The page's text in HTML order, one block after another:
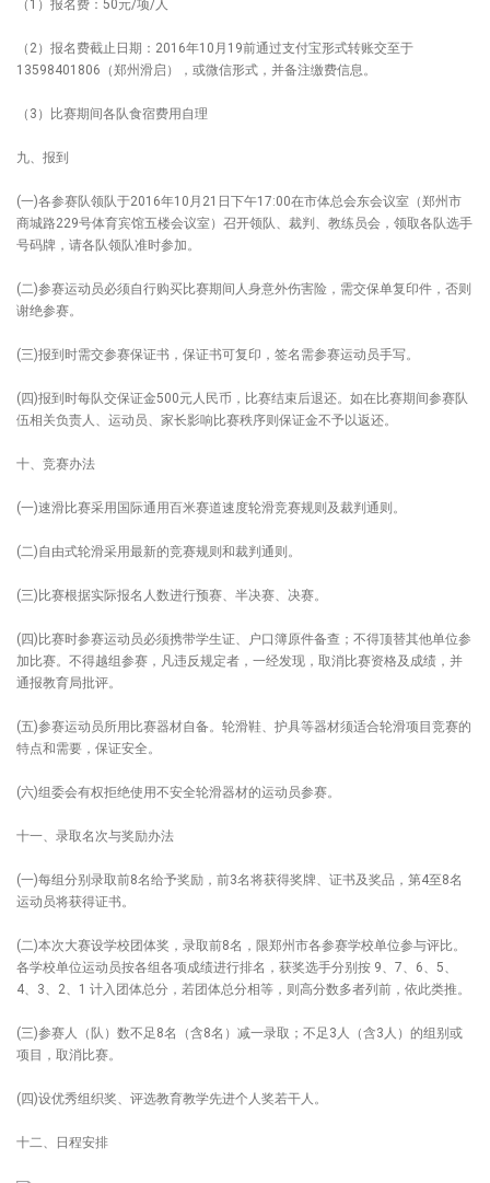
（1）报名费：50元/项/人
（2）报名费截止日期：2016年10月19前通过支付宝形式转账交至于
13598401806（郑州滑启），或微信形式，并备注缴费信息。
（3）比赛期间各队食宿费用自理
九、报到
(一)各参赛队领队于2016年10月21日下午17:00在市体总会东会议室（郑州市
商城路229号体育宾馆五楼会议室）召开领队、裁判、教练员会，领取各队选手
号码牌，请各队领队准时参加。
(二)参赛运动员必须自行购买比赛期间人身意外伤害险，需交保单复印件，否则
谢绝参赛。
(三)报到时需交参赛保证书，保证书可复印，签名需参赛运动员手写。
(四)报到时每队交保证金500元人民币，比赛结束后退还。如在比赛期间参赛队
伍相关负责人、运动员、家长影响比赛秩序则保证金不予以返还。
十、竞赛办法
(一)速滑比赛采用国际通用百米赛道速度轮滑竞赛规则及裁判通则。
(二)自由式轮滑采用最新的竞赛规则和裁判通则。
(三)比赛根据实际报名人数进行预赛、半决赛、决赛。
(四)比赛时参赛运动员必须携带学生证、户口簿原件备查；不得顶替其他单位参
加比赛。不得越组参赛，凡违反规定者，一经发现，取消比赛资格及成绩，并
通报教育局批评。
(五)参赛运动员所用比赛器材自备。轮滑鞋、护具等器材须适合轮滑项目竞赛的
特点和需要，保证安全。
(六)组委会有权拒绝使用不安全轮滑器材的运动员参赛。
十一、录取名次与奖励办法
(一)每组分别录取前8名给予奖励，前3名将获得奖牌、证书及奖品，第4至8名
运动员将获得证书。
(二)本次大赛设学校团体奖，录取前8名，限郑州市各参赛学校单位参与评比。
各学校单位运动员按各组各项成绩进行排名，获奖选手分别按 9、7、6、5、
4、3、2、1 计入团体总分，若团体总分相等，则高分数多者列前，依此类推。
(三)参赛人（队）数不足8名（含8名）减一录取；不足3人（含3人）的组别或
项目，取消比赛。
(四)设优秀组织奖、评选教育教学先进个人奖若干人。
十二、日程安排